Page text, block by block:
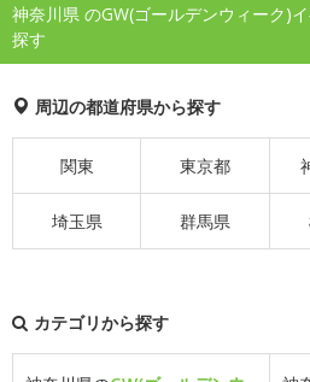
神奈川県 のGW(ゴールデンウィーク)
探す
周辺の都道府県から探す
関東 東京都
埼玉県 群馬県
カテゴリから探す